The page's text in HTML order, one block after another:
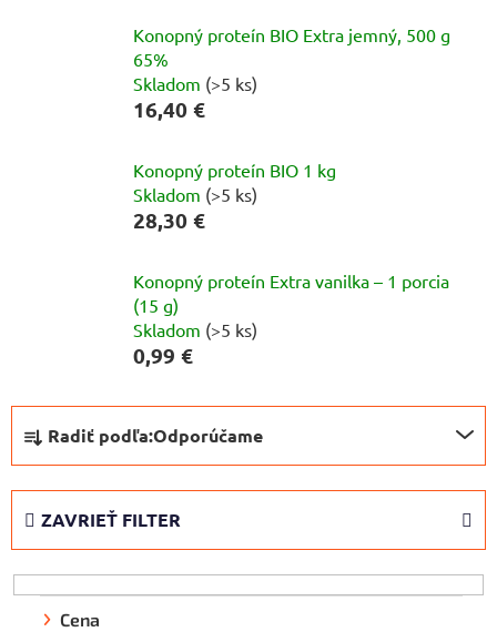
Konopný proteín BIO Extra jemný, 500 g
65%
Skladom (>5 ks)
16,40 €
Konopný proteín BIO 1 kg
Skladom (>5 ks)
28,30 €
Konopný proteín Extra vanilka – 1 porcia
(15 g)
Skladom (>5 ks)
0,99 €
a
d
e
Radiť podľa:Odporúčame
ZAVRIEŤ FILTER
Cena